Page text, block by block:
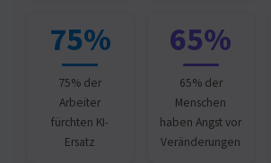
75%
75% der
Arbeiter
fürchten KI-
Ersatz
65%
65% der
Menschen
haben Angst vor
Veränderungen